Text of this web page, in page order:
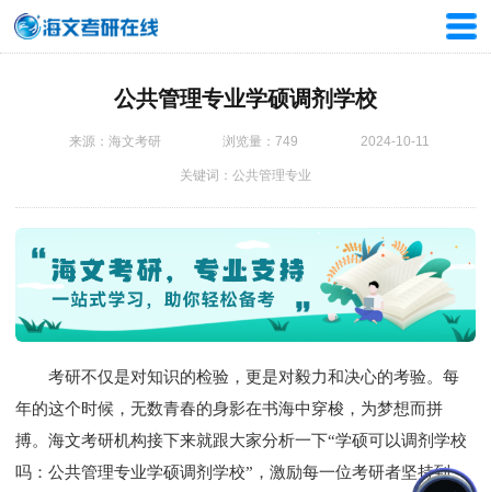
公共管理专业学硕调剂学校
来源：海文考研 浏览量：749 2024-10-11
关键词：公共管理专业
考研不仅是对知识的检验，更是对毅力和决心的考验。每
年的这个时候，无数青春的身影在书海中穿梭，为梦想而拼
搏。海文考研机构接下来就跟大家分析一下“学硕可以调剂学校
吗：公共管理专业学硕调剂学校”，激励每一位考研者坚持到